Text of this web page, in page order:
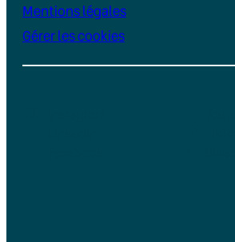
Mentions légales
Gérer les cookies